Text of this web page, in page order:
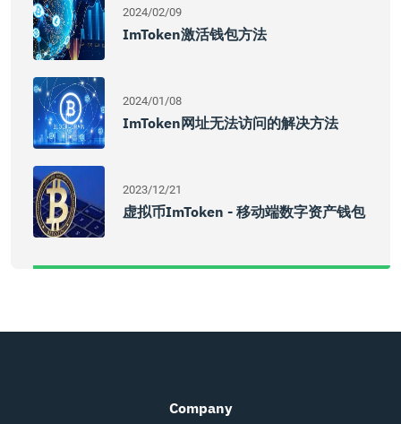
2024/02/09
ImToken激活钱包方法
2024/01/08
ImToken网址无法访问的解决方法
2023/12/21
虚拟币imToken - 移动端数字资产钱包
Company